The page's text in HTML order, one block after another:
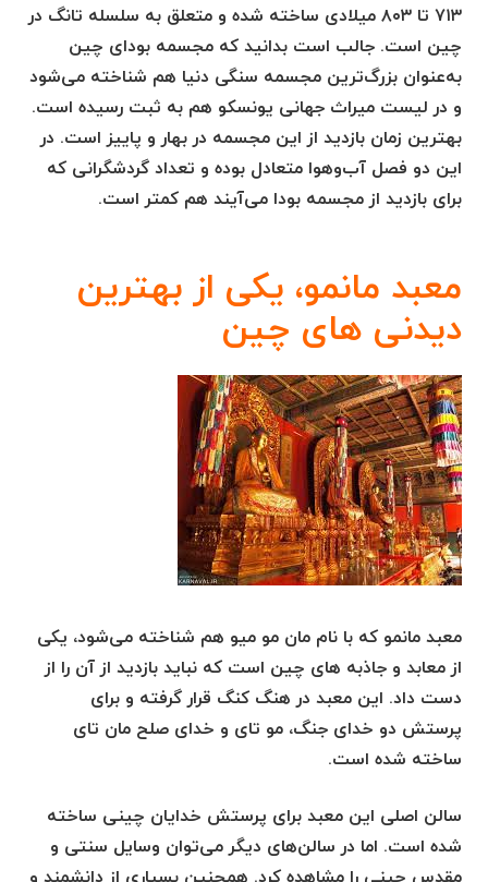
۷۱۳ تا ۸۰۳ میلادی ساخته شده و متعلق به سلسله تانگ در
چین است. جالب است بدانید که مجسمه بودای چین
به‌عنوان بزرگ‌ترین مجسمه سنگی دنیا هم شناخته می‌شود
و در لیست میراث جهانی یونسکو هم به ثبت رسیده است.
بهترین زمان بازدید از این مجسمه در بهار و پاییز است. در
این دو فصل آب‌وهوا متعادل بوده و تعداد گردشگرانی که
برای بازدید از مجسمه بودا می‌آیند هم کمتر است.
معبد مانمو، یکی از بهترین
دیدنی های چین
معبد مانمو که با نام مان مو میو هم شناخته می‌شود، یکی
از معابد و جاذبه های چین است که نباید بازدید از آن را از
دست داد. این معبد در هنگ کنگ قرار گرفته و برای
پرستش دو خدای جنگ، مو تای و خدای صلح مان تای
ساخته شده است.
سالن اصلی این معبد برای پرستش خدایان چینی ساخته
شده است. اما در سالن‌های دیگر می‌توان وسایل سنتی و